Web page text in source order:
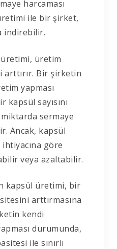
harcaması
ile bir şirket,
indirebilir.
üretim
arttırır. Bir şirketin
yapması
sayısını
sermaye
Ancak, kapsül
göre
veya azaltabilir.
kapsül üretimi, bir
arttırmasına
kendi
durumunda,
ile sınırlı